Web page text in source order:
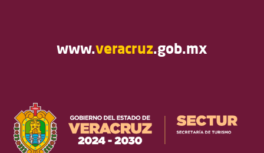
www.veracruz.gob.mx